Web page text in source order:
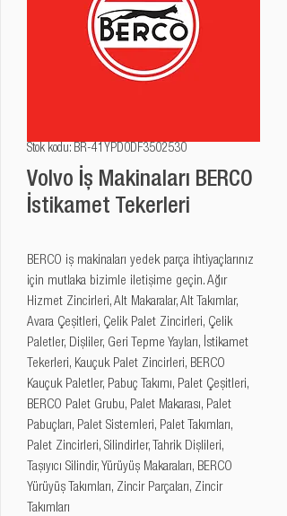
Stok kodu: BR-41YPD0DF3502530
Volvo İş Makinaları BERCO
İstikamet Tekerleri
BERCO iş makinaları yedek parça ihtiyaçlarınız
için mutlaka bizimle iletişime geçin. Ağır
Hizmet Zincirleri, Alt Makaralar, Alt Takımlar,
Avara Çeşitleri, Çelik Palet Zincirleri, Çelik
Paletler, Dişliler, Geri Tepme Yayları, İstikamet
Tekerleri, Kauçuk Palet Zincirleri, BERCO
Kauçuk Paletler, Pabuç Takımı, Palet Çeşitleri,
BERCO Palet Grubu, Palet Makarası, Palet
Pabuçları, Palet Sistemleri, Palet Takımları,
Palet Zincirleri, Silindirler, Tahrik Dişlileri,
Taşıyıcı Silindir, Yürüyüş Makaraları, BERCO
Yürüyüş Takımları, Zincir Parçaları, Zincir
Takımları